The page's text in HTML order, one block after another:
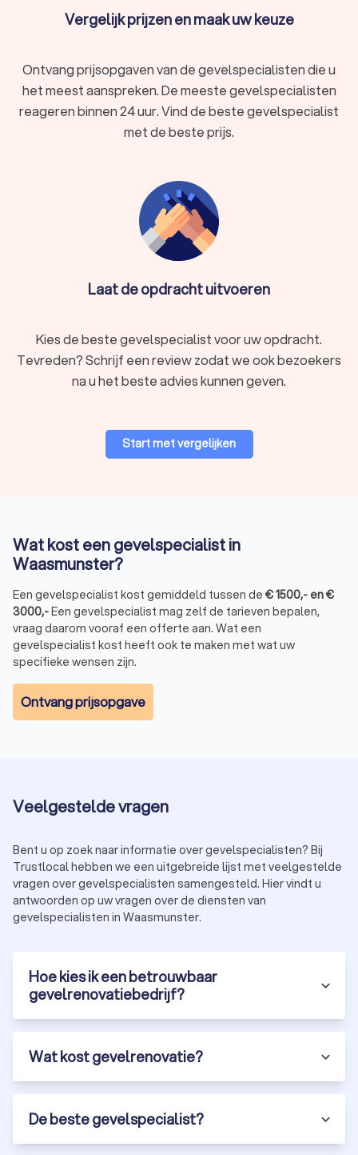
Vergelijk prijzen en maak uw keuze
Ontvang prijsopgaven van de gevelspecialisten die u
het meest aanspreken. De meeste gevelspecialisten
reageren binnen 24 uur. Vind de beste gevelspecialist
met de beste prijs.
Laat de opdracht uitvoeren
Kies de beste gevelspecialist voor uw opdracht.
Tevreden? Schrijf een review zodat we ook bezoekers
na u het beste advies kunnen geven.
Start met vergelijken
Wat kost een gevelspecialist in
Waasmunster?
Een gevelspecialist kost gemiddeld tussen de €1500,- en€
3000,-Een gevelspecialist mag zelf de tarieven bepalen,
vraag daarom vooraf een offerte aan. Wat een
gevelspecialist kost heeft ook te maken met wat uw
specifieke wensen zijn.
Ontvang prijsopgave
Veelgestelde vragen
Bent u op zoek naar informatie over gevelspecialisten? Bij
Trustlocal hebben we een uitgebreide lijst met veelgestelde
vragen over gevelspecialisten samengesteld. Hier vindt u
antwoorden op uw vragen over de diensten van
gevelspecialisten in Waasmunster.
Hoe kies ik een betrouwbaar
gevelrenovatiebedrijf?
Wat kost gevelrenovatie?
De beste gevelspecialist?